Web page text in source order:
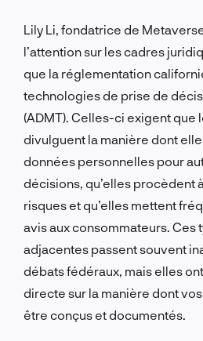
Lily Li, fondatrice de
l’attention sur les cadres
que la réglementation
technologies de prise de
(ADMT). Celles-ci exigent que
divulguent la manière dont
données personnelles pour
décisions, qu’elles procèdent
risques et qu’elles mettent
avis aux consommateurs. Ces
adjacentes passent souvent
débats fédéraux, mais elles
directe sur la manière dont
être conçus et documentés.